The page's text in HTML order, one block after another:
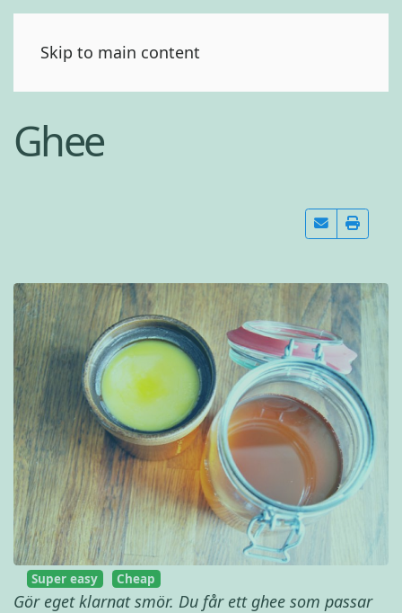
Skip to main content
Ghee
Super easy Cheap
Gör eget klarnat smör. Du får ett ghee som passar